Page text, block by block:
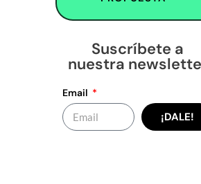
Suscríbete a
nuestra
Email
¡DALE!